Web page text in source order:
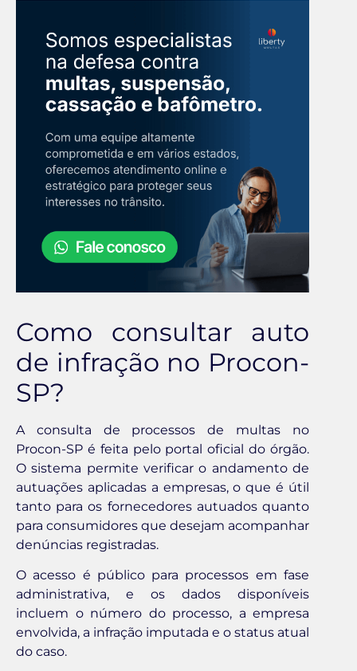
Como consultar auto
de infração no Procon-
SP?
A consulta de processos de multas no
Procon-SP é feita pelo portal oficial do órgão.
O sistema permite verificar o andamento de
autuações aplicadas a empresas, o que é útil
tanto para os fornecedores autuados quanto
para consumidores que desejam acompanhar
denúncias registradas.
O acesso é público para processos em fase
administrativa, e os dados disponíveis
incluem o número do processo, a empresa
envolvida, a infração imputada e o status atual
do caso.